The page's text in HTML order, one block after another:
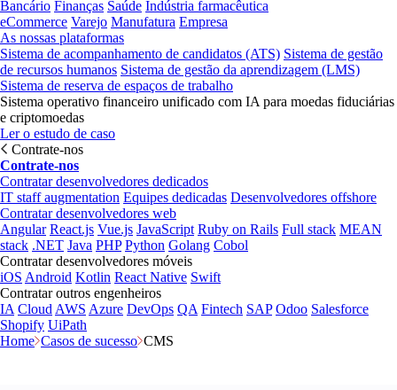
Bancário Finanças Saúde Indústria farmacêutica
eCommerce Varejo Manufatura Empresa
As nossas plataformas
Sistema de acompanhamento de candidatos (ATS) Sistema de gestão
de recursos humanos Sistema de gestão da aprendizagem (LMS)
Sistema de reserva de espaços de trabalho
Sistema operativo financeiro unificado com IA para moedas fiduciárias
e criptomoedas
Ler o estudo de caso
Contrate-nos
Contrate-nos
Contratar desenvolvedores dedicados
IT staff augmentation Equipes dedicadas Desenvolvedores offshore
Contratar desenvolvedores web
Angular React.js Vue.js JavaScript Ruby on Rails Full stack MEAN
stack .NET Java PHP Python Golang Cobol
Contratar desenvolvedores móveis
iOS Android Kotlin React Native Swift
Contratar outros engenheiros
IA Cloud AWS Azure DevOps QA Fintech SAP Odoo Salesforce
Shopify UiPath
Home Casos de sucesso CMS